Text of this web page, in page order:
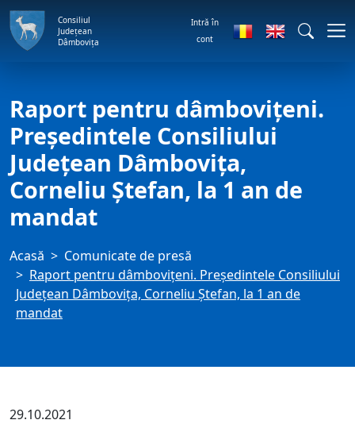
Consiliul
Județean
Dâmbovița
Intră în
cont
Raport pentru dâmbovițeni.
Președintele Consiliului
Județean Dâmbovița,
Corneliu Ștefan, la 1 an de
mandat
Acasă
Comunicate de presă
Raport pentru dâmbovițeni. Președintele Consiliului
Județean Dâmbovița, Corneliu Ștefan, la 1 an de
mandat
29.10.2021